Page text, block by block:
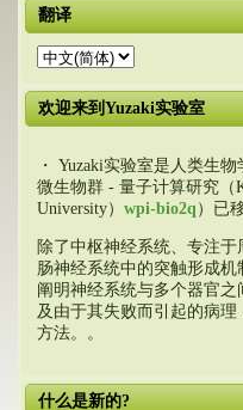
翻译
欢迎来到Yuzaki实验室
・ Yuzaki实验室是人类生
微生物群 - 量子计算研究（
University） wpi-bio2q ）已
除了中枢神经系统、专注于
肠神经系统中的突触形成机
阐明神经系统与多个器官之
及由于其失败而引起的病理
方法。。
什么是新的?